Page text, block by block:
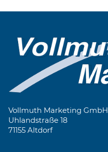
Vollmuth Marketing GmbH
Uhlandstraße 18
71155 Altdorf